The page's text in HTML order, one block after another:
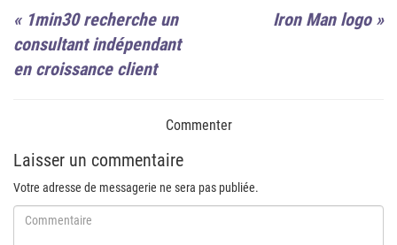
« 1min30 recherche un
consultant indépendant
en croissance client
Iron Man logo»
Commenter
Laisser un commentaire
Votre adresse de messagerie ne sera pas publiée.